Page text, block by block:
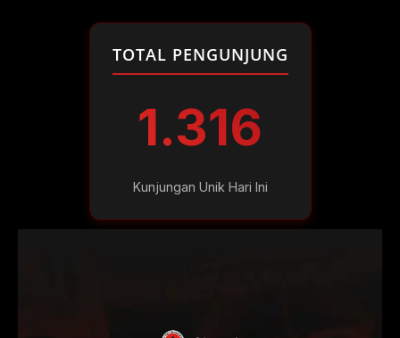
TOTAL PENGUNJUNG
1.316
Kunjungan Unik Hari Ini